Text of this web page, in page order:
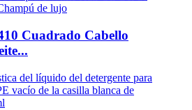
Cuadrado Cabello